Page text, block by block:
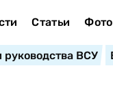
Статьи
руководства ВСУ